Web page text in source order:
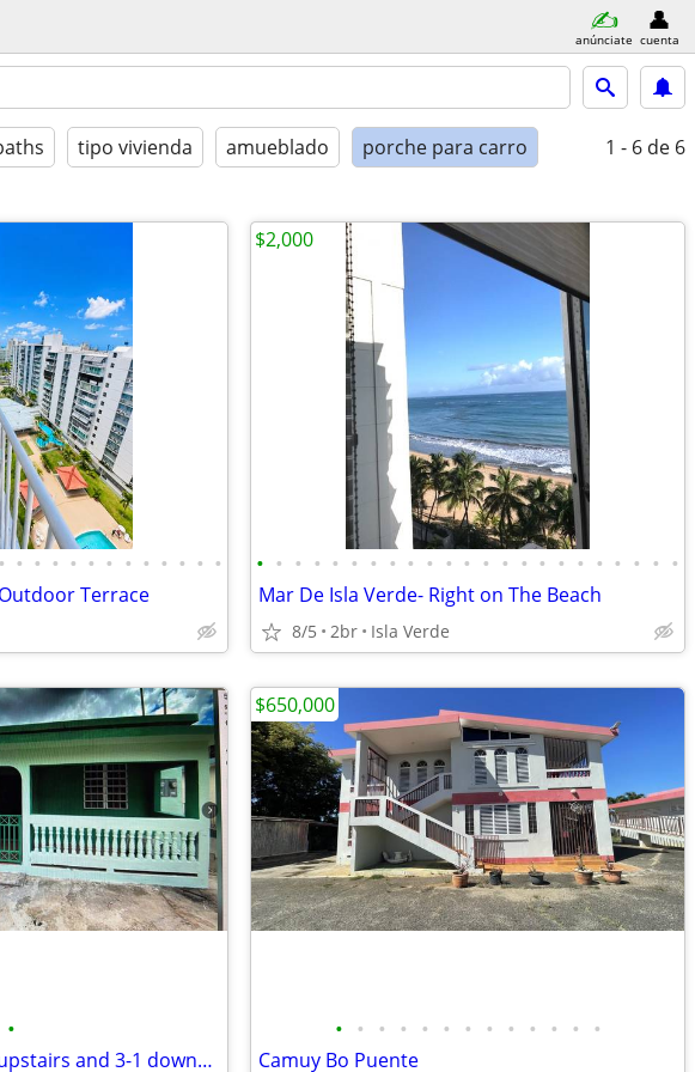
anúnciate cuenta
tipo vivienda amueblado porche para carro 1 - 6 de 6
• • • • • • • • • • • • •
Terrace
• • • • • • • • • • • • • • • • • • • • • • •
Mar De Isla Verde- Right on The Beach
8/5 2br Isla Verde
$2,000
•
multifamily home 4-2 upstairs and 3-1 downstairs
• • • • • • • • • • • • •
Camuy Bo Puente
$650,000